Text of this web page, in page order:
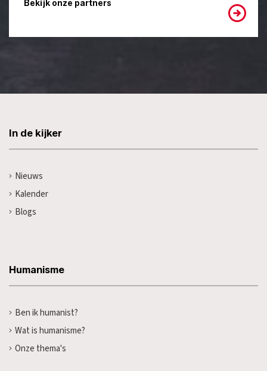
Bekijk onze partners
In de kijker
Nieuws
Kalender
Blogs
Humanisme
Ben ik humanist?
Wat is humanisme?
Onze thema's